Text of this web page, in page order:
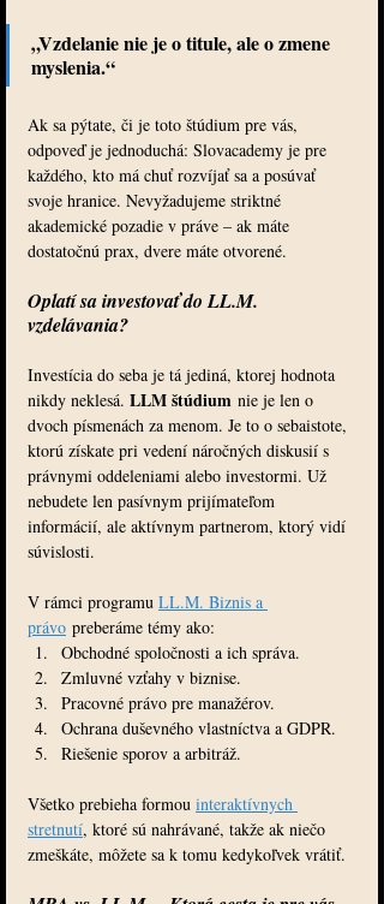
„Vzdelanie nie je o titule, ale o zmene
myslenia.“
Ak sa pýtate, či je toto štúdium pre vás,
odpoveď je jednoduchá: Slovacademy je pre
každého, kto má chuť rozvíjať sa a posúvať
svoje hranice. Nevyžadujeme striktné
akademické pozadie v práve – ak máte
dostatočnú prax, dvere máte otvorené.
Oplatí sa investovať do LL.M.
vzdelávania?
Investícia do seba je tá jediná, ktorej hodnota
nikdy neklesá. LLM štúdium nie je len o
dvoch písmenách za menom. Je to o sebaistote,
ktorú získate pri vedení náročných diskusií s
právnymi oddeleniami alebo investormi. Už
nebudete len pasívnym prijímateľom
informácií, ale aktívnym partnerom, ktorý vidí
súvislosti.
V rámci programu LL.M. Biznis a
právo preberáme témy ako:
Obchodné spoločnosti a ich správa.
Zmluvné vzťahy v biznise.
Pracovné právo pre manažérov.
Ochrana duševného vlastníctva a GDPR.
Riešenie sporov a arbitráž.
Všetko prebieha formou interaktívnych
stretnutí, ktoré sú nahrávané, takže ak niečo
zmeškáte, môžete sa k tomu kedykoľvek vrátiť.